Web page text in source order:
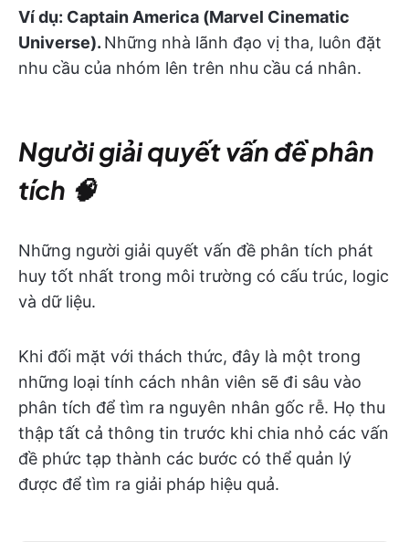
Ví dụ: Captain America (Marvel Cinematic
Universe). Những nhà lãnh đạo vị tha, luôn đặt
nhu cầu của nhóm lên trên nhu cầu cá nhân.
Người giải quyết vấn đề phân
tích 🧠
Những người giải quyết vấn đề phân tích phát
huy tốt nhất trong môi trường có cấu trúc, logic
và dữ liệu.
Khi đối mặt với thách thức, đây là một trong
những loại tính cách nhân viên sẽ đi sâu vào
phân tích để tìm ra nguyên nhân gốc rễ. Họ thu
thập tất cả thông tin trước khi chia nhỏ các vấn
đề phức tạp thành các bước có thể quản lý
được để tìm ra giải pháp hiệu quả.